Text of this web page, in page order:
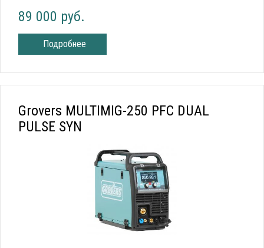
89 000 руб.
Подробнее
Grovers MULTIMIG-250 PFC DUAL
PULSE SYN